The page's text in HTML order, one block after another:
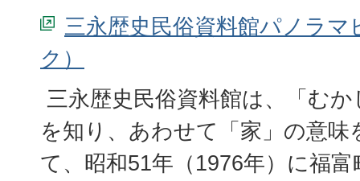
三永歴史民俗資料館パノラマ
三永歴史民俗資料館は、「む
を知り、あわせて「家」の意味
て、昭和51年（1976年）に福